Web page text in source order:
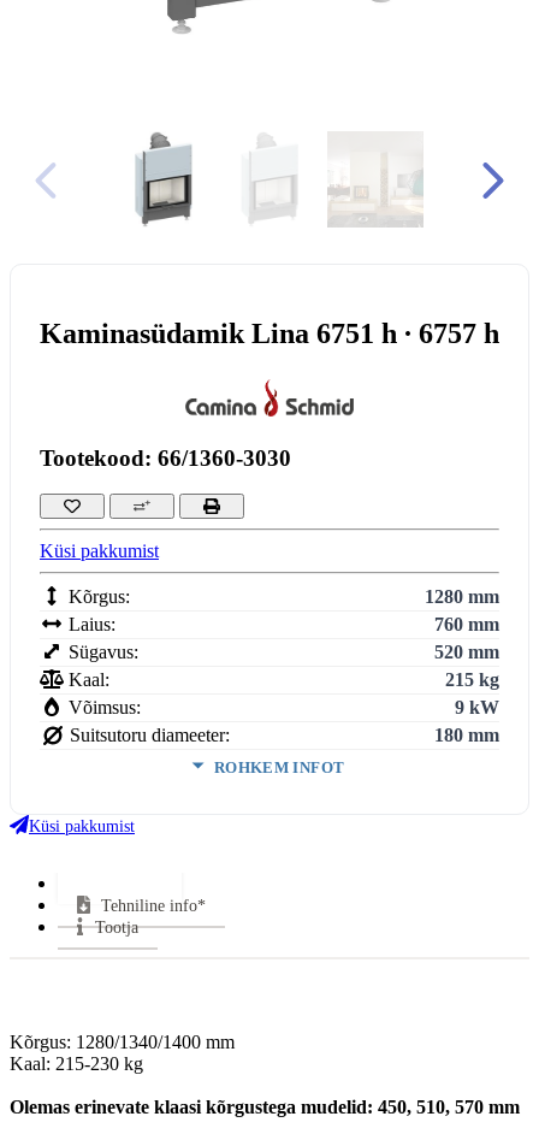
Kaminasüdamik Lina 6751 h ∙ 6757 h
Tootekood: 66/1360-3030
Küsi pakkumist
Kõrgus:
1280 mm
Laius:
760 mm
Sügavus:
520 mm
Kaal:
215 kg
Võimsus:
9 kW
Suitsutoru diameeter:
180 mm
ROHKEM INFOT
Kasutegur:
Suitsutoru ühendus:
Klaasi kuju:
Uks avaneb:
Küsi pakkumist
Tehniline info*
Tootja
Kõrgus: 1280/1340/1400 mm
Kaal: 215-230 kg
Olemas erinevate klaasi kõrgustega mudelid: 450, 510, 570 mm